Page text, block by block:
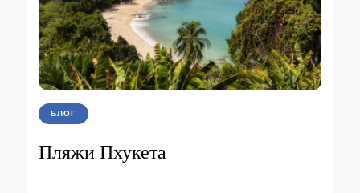
БЛОГ
Пляжи Пхукета